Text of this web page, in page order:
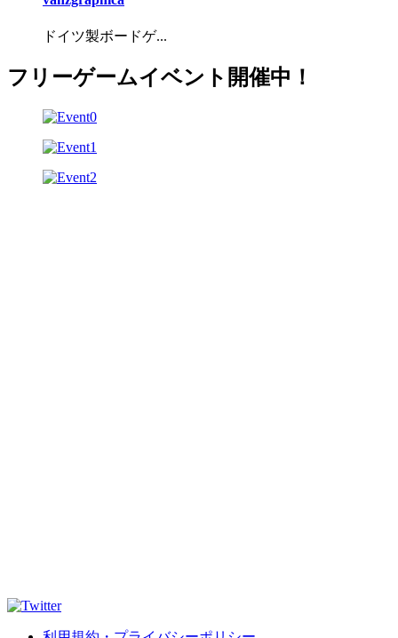
ドイツ製ボードゲ...
フリーゲームイベント開催中！